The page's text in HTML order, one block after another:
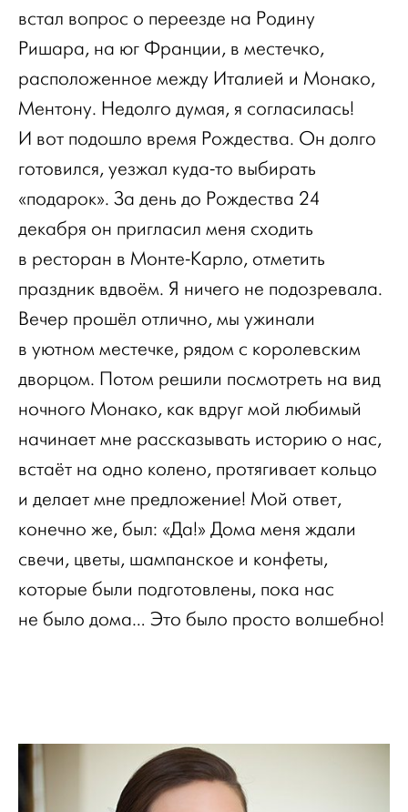
встал вопрос о переезде на Родину
Ришара, на юг Франции, в местечко,
расположенное между Италией и Монако,
Ментону. Недолго думая, я согласилась!
И вот подошло время Рождества. Он долго
готовился, уезжал куда-то выбирать
«подарок». За день до Рождества 24
декабря он пригласил меня сходить
в ресторан в Монте-Карло, отметить
праздник вдвоём. Я ничего не подозревала.
Вечер прошёл отлично, мы ужинали
в уютном местечке, рядом с королевским
дворцом. Потом решили посмотреть на вид
ночного Монако, как вдруг мой любимый
начинает мне рассказывать историю о нас,
встаёт на одно колено, протягивает кольцо
и делает мне предложение! Мой ответ,
конечно же, был: «Да!» Дома меня ждали
свечи, цветы, шампанское и конфеты,
которые были подготовлены, пока нас
не было дома… Это было просто волшебно!